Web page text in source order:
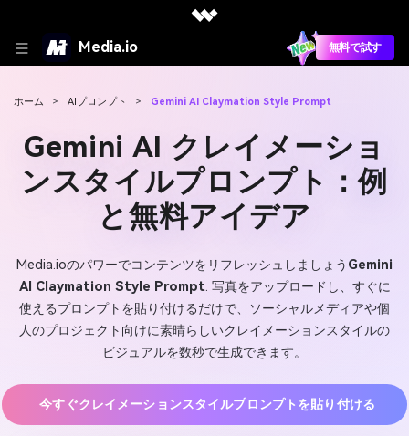
Media.io 無料で試す
ホーム > AIプロンプト > Gemini AI Claymation Style Prompt
Gemini AI クレイメーショ
ンスタイルプロンプト：例
と無料アイデア
Media.ioのパワーでコンテンツをリフレッシュしましょう Gemini
AI Claymation Style Prompt. 写真をアップロードし、すぐに
使えるプロンプトを貼り付けるだけで、ソーシャルメディアや個
人のプロジェクト向けに素晴らしいクレイメーションスタイルの
ビジュアルを数秒で生成できます。
今すぐクレイメーションスタイルプロンプトを貼り付ける